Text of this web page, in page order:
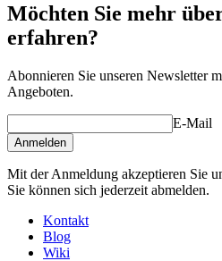
Möchten Sie mehr
erfahren?
Abonnieren Sie unseren Newsletter
Angeboten.
E-Mail
Anmelden
Mit der Anmeldung akzeptieren Sie
Sie können sich jederzeit abmelden.
Kontakt
Blog
Wiki